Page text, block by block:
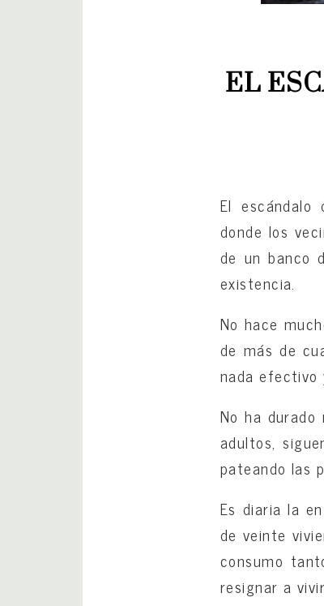
EL
El
donde los
de un banco
existencia.
No hace
de más de
nada efectivo
No ha
adultos,
pateando las
Es diaria la
de veinte
consumo
resignar a